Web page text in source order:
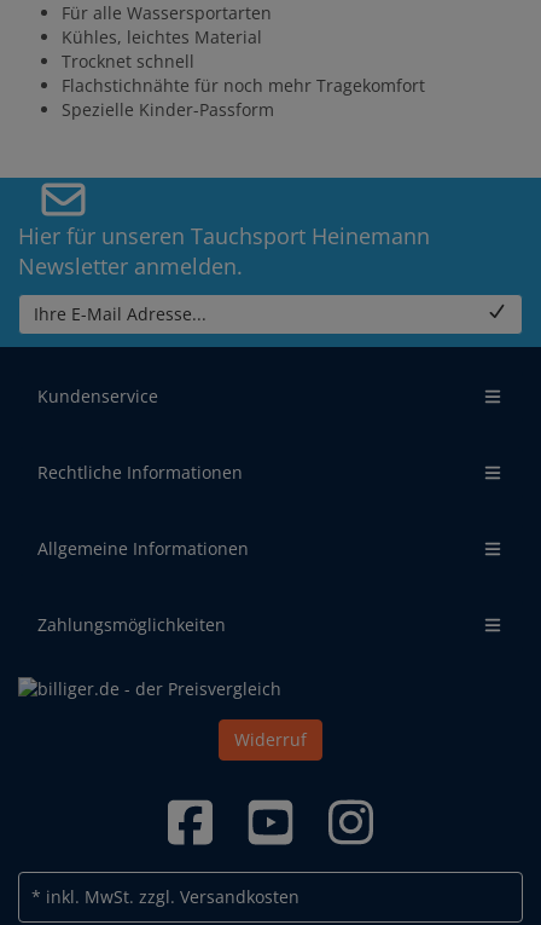
Für alle Wassersportarten
Kühles, leichtes Material
Trocknet schnell
Flachstichnähte für noch mehr Tragekomfort
Spezielle Kinder-Passform
Hier für unseren Tauchsport Heinemann
Newsletter anmelden.
Ihre E-Mail Adresse...
Kundenservice
Rechtliche Informationen
Allgemeine Informationen
Zahlungsmöglichkeiten
Widerruf
* inkl. MwSt. zzgl. Versandkosten